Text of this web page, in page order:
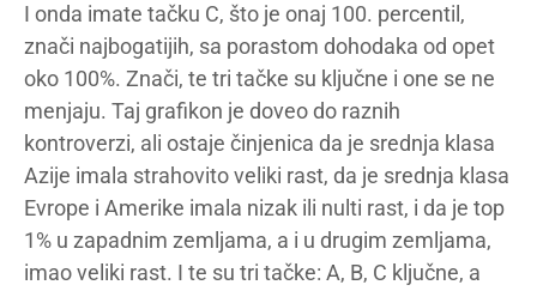
I onda imate tačku C, što je onaj 100. percentil,
znači najbogatijih, sa porastom dohodaka od opet
oko 100%. Znači, te tri tačke su ključne i one se ne
menjaju. Taj grafikon je doveo do raznih
kontroverzi, ali ostaje činjenica da je srednja klasa
Azije imala strahovito veliki rast, da je srednja klasa
Evrope i Amerike imala nizak ili nulti rast, i da je top
1% u zapadnim zemljama, a i u drugim zemljama,
imao veliki rast. I te su tri tačke: A, B, C ključne, a